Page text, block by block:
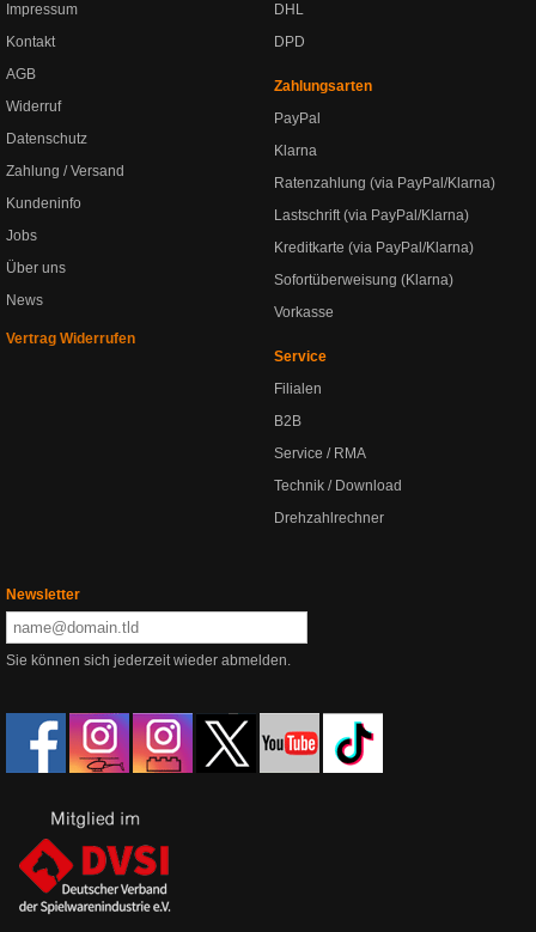
Impressum
Kontakt
AGB
Widerruf
Datenschutz
Zahlung / Versand
Kundeninfo
Jobs
Über uns
News
Vertrag Widerrufen
DHL
DPD
Zahlungsarten
PayPal
Klarna
Ratenzahlung (via PayPal/Klarna)
Lastschrift (via PayPal/Klarna)
Kreditkarte (via PayPal/Klarna)
Sofortüberweisung (Klarna)
Vorkasse
Service
Filialen
B2B
Service / RMA
Technik / Download
Drehzahlrechner
Newsletter
Sie können sich jederzeit wieder abmelden.